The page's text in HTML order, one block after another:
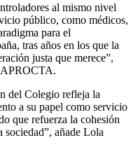
al mismo nivel
público, como médicos,
para el
tras años en los que la
justa que merece”,
APROCTA.
del Colegio refleja la
a su papel como servicio
que refuerza la cohesión
añade Lola